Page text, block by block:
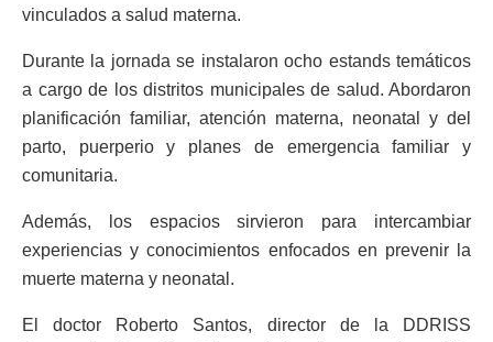
vinculados a salud materna.
Durante la jornada se instalaron ocho estands temáticos
a cargo de los distritos municipales de salud. Abordaron
planificación familiar, atención materna, neonatal y del
parto, puerperio y planes de emergencia familiar y
comunitaria.
Además, los espacios sirvieron para intercambiar
experiencias y conocimientos enfocados en prevenir la
muerte materna y neonatal.
El doctor Roberto Santos, director de la DDRISS